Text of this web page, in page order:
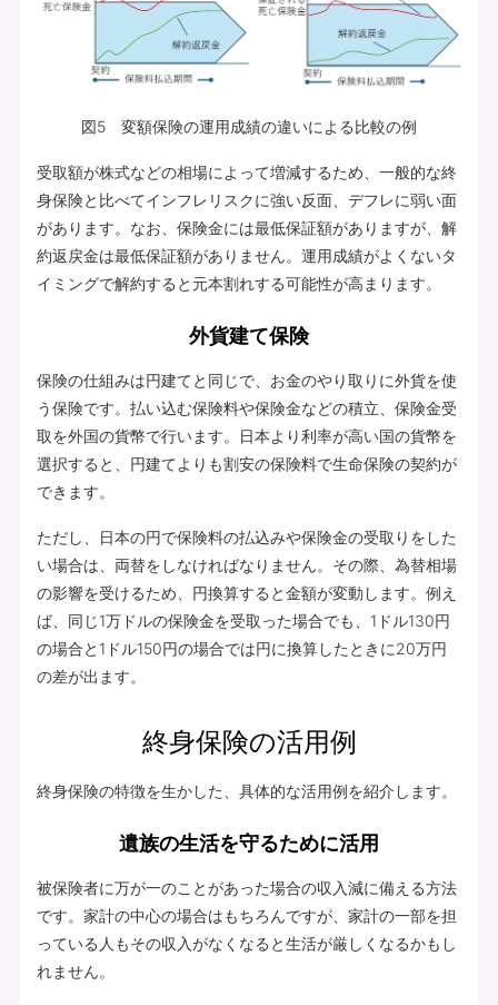
図5 変額保険の運用成績の違いによる比較の例
受取額が株式などの相場によって増減するため、一般的な終
身保険と比べてインフレリスクに強い反面、デフレに弱い面
があります。なお、保険金には最低保証額がありますが、解
約返戻金は最低保証額がありません。運用成績がよくないタ
イミングで解約すると元本割れする可能性が高まります。
外貨建て保険
保険の仕組みは円建てと同じで、お金のやり取りに外貨を使
う保険です。払い込む保険料や保険金などの積立、保険金受
取を外国の貨幣で行います。日本より利率が高い国の貨幣を
選択すると、円建てよりも割安の保険料で生命保険の契約が
できます。
ただし、日本の円で保険料の払込みや保険金の受取りをした
い場合は、両替をしなければなりません。その際、為替相場
の影響を受けるため、円換算すると金額が変動します。例え
ば、同じ1万ドルの保険金を受取った場合でも、1ドル130円
の場合と1ドル150円の場合では円に換算したときに20万円
の差が出ます。
終身保険の活用例
終身保険の特徴を生かした、具体的な活用例を紹介します。
遺族の生活を守るために活用
被保険者に万が一のことがあった場合の収入減に備える方法
です。家計の中心の場合はもちろんですが、家計の一部を担
っている人もその収入がなくなると生活が厳しくなるかもし
れません。